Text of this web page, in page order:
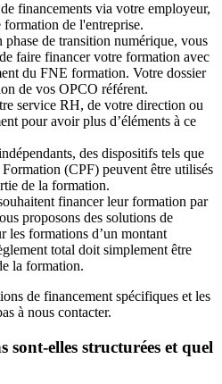
financements via votre employeur,
formation de l'entreprise.
phase de transition numérique, vous
faire financer votre formation avec
du FNE formation. Votre dossier
de vos OPCO référent.
service RH, de votre direction ou
pour avoir plus d’éléments à ce
des dispositifs tels que
(CPF) peuvent être utilisés
de la formation.
financer leur formation par
proposons des solutions de
les formations d’un montant
total doit simplement être
la formation.
de financement spécifiques et les
à nous contacter.
sont-elles structurées et quel